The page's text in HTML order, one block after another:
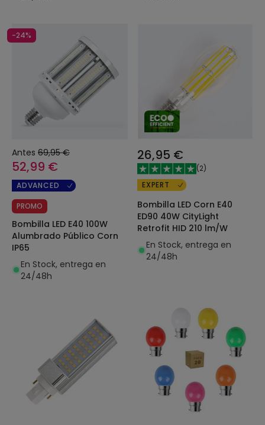
-24%
Antes 69,95 €
52,99 €
ADVANCED
PROMO
Bombilla LED E40 100W
Alumbrado Público Corn
IP65
En Stock, entrega en
24/48h
26,95 €
(2)
EXPERT
Bombilla LED Corn E40
ED90 40W CityLight
Retrofit HID 210 lm/W
En Stock, entrega en
24/48h